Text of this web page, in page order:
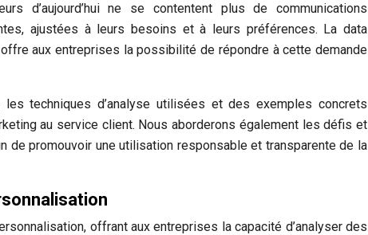
d’aujourd’hui ne se contentent plus de communications
ajustées à leurs besoins et à leurs préférences. La data
aux entreprises la possibilité de répondre à cette demande
techniques d’analyse utilisées et des exemples concrets
au service client. Nous aborderons également les défis et
promouvoir une utilisation responsable et transparente de la
offrant aux entreprises la capacité d’analyser des